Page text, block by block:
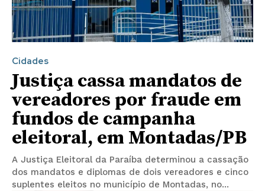
Cidades
Justiça cassa mandatos de
vereadores por fraude em
fundos de campanha
eleitoral, em Montadas/PB
A Justiça Eleitoral da Paraíba determinou a cassação
dos mandatos e diplomas de dois vereadores e cinco
suplentes eleitos no município de Montadas, no...